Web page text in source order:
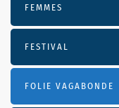
FEMMES
FESTIVAL
FOLIE VAGABONDE